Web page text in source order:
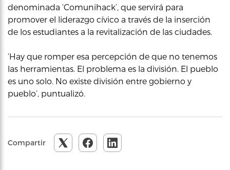
denominada ‘Comunihack’, que servirá para
promover el liderazgo cívico a través de la inserción
de los estudiantes a la revitalización de las ciudades.
‘Hay que romper esa percepción de que no tenemos
las herramientas. El problema es la división. El pueblo
es uno solo. No existe división entre gobierno y
pueblo’, puntualizó.
Compartir